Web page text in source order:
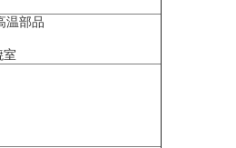
温部品
室